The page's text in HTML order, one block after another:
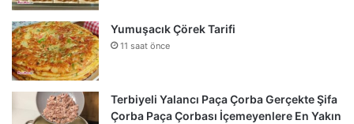
Yumuşacık Çörek Tarifi
11 saat önce
Terbiyeli Yalancı Paça Çorba Gerçekte Şifa
Çorba Paça Çorbası İçemeyenlere En Yakın